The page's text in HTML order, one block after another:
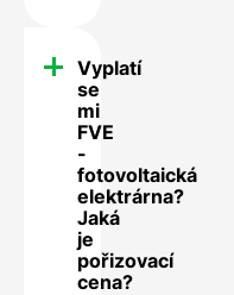
Vyplatí
se
mi
FVE
-
fotovoltaická
elektrárna?
Jaká
je
pořizovací
cena?